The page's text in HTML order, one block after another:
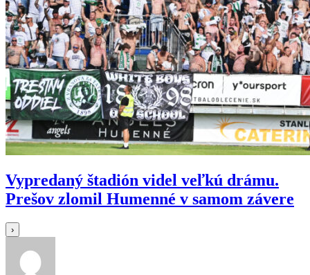
Vypredaný štadión videl veľkú drámu.
Prešov zlomil Humenné v samom závere
›